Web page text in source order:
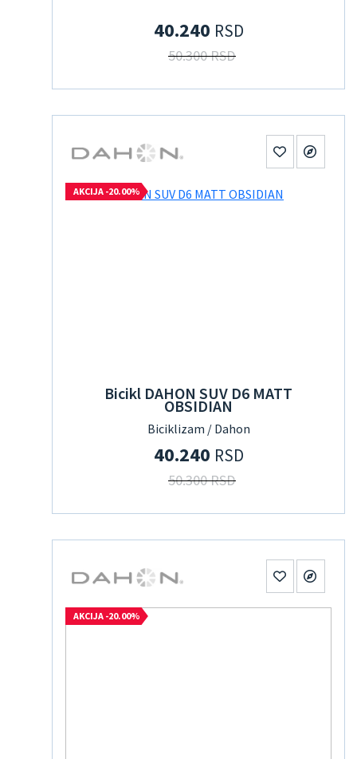
40.240 RSD
50.300 RSD
AKCIJA -20.00%
Bicikl DAHON SUV D6 MATT
OBSIDIAN
Biciklizam / Dahon
40.240 RSD
50.300 RSD
AKCIJA -20.00%